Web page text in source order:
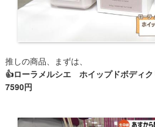
推しの商品、まずは、
👍ローラメルシエ ホイップドボディ
7590円